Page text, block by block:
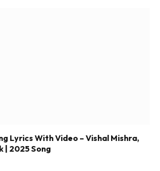
Lyrics With Video – Vishal Mishra,
| 2025 Song